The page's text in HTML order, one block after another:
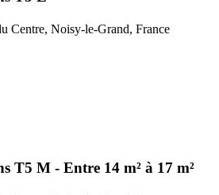
Centre, Noisy-le-Grand, France
T5 M - Entre 14 m² à 17 m²